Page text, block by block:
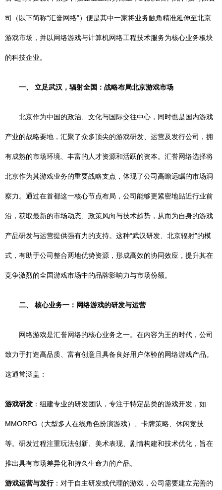
司（以下简称“汇誉网络”）便是其中一家将业务触角精准延伸至北京
游戏市场，并以网络游戏与计算机网络工程技术服务为核心业务板块
的科技企业。
一、 立足武汉，辐射全国：战略布局北京游戏市场
北京作为中国的政治、文化与国际交往中心，同时也是国内游戏
产业的战略要地，汇聚了众多顶尖的游戏研发、运营及发行公司，拥
有成熟的市场环境、丰富的人才资源和活跃的资本。汇誉网络选择将
北京作为其游戏业务的重要战略支点，体现了公司高瞻远瞩的市场洞
察力。通过在首都这一核心节点布局，公司能够更紧密地贴近行业前
沿，获取最新的市场动态、政策风向与技术趋势，从而为自身的游戏
产品研发与运营提供强有力的支持。这种“武汉研发、北京辐射”的模
式，有助于公司整合两地优势资源，形成高效的协同效应，提升其在
竞争激烈的全国游戏市场中的品牌影响力与市场份额。
二、 核心业务一：网络游戏的研发与运营
网络游戏是汇誉网络的核心业务之一。在内容为王的时代，公司
致力于打造高品质、富有创意且具备良好用户体验的网络游戏产品。
这通常涵盖：
游戏研发 ：组建专业的研发团队，专注于特定品类的游戏开发，如
MMORPG（大型多人在线角色扮演游戏）、卡牌策略、休闲竞技
等。研发过程注重玩法创新、美术表现、剧情构建和技术优化，旨在
推出具有市场差异化和持久生命力的产品。
游戏运营与发行：对于自主研发或代理的游戏，公司需要建立完善的